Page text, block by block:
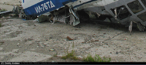
ЗАРЕГИСТРИРОВАТЬСЯ